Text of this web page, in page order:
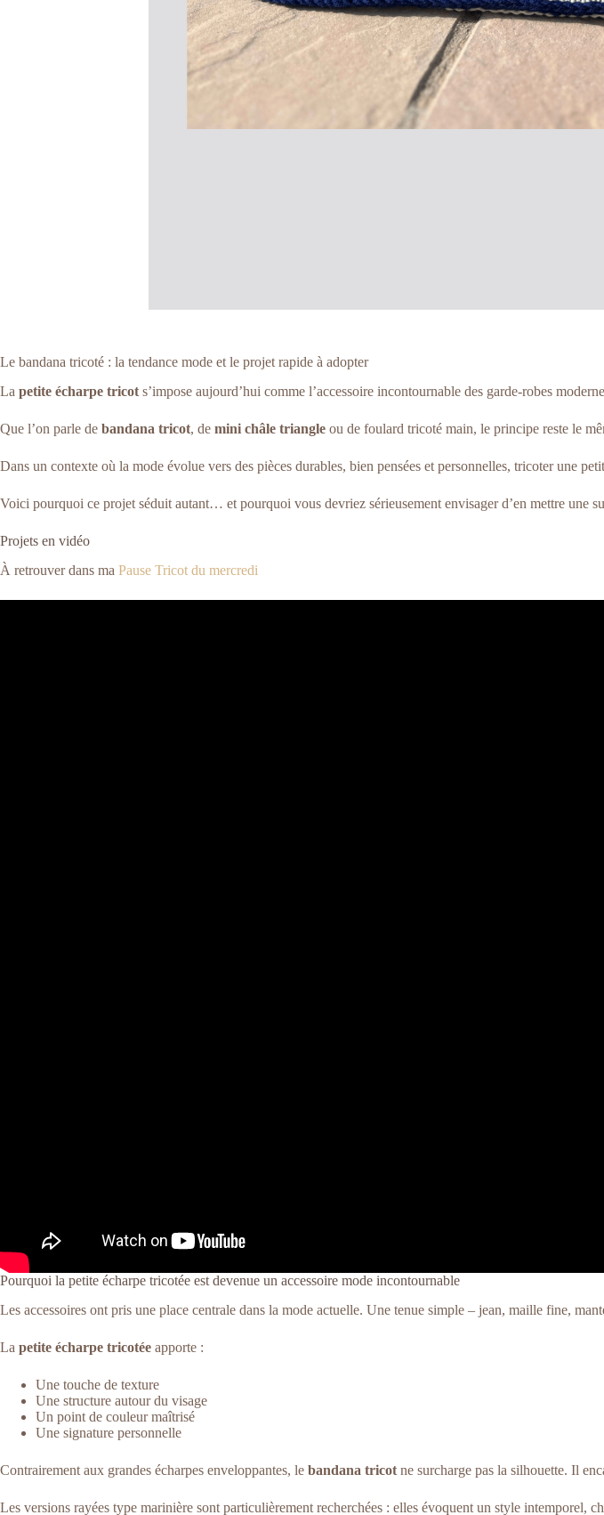
Le bandana tricoté : la tendance mode et le projet rapide à adopter
La petite écharpe tricot s’impose aujourd’hui comme l’accessoire incontournable des garde-robes
Que l’on parle de bandana tricot, de mini châle triangle ou de foulard tricoté main, le principe reste le
Dans un contexte où la mode évolue vers des pièces durables, bien pensées et personnelles, tricoter une
Voici pourquoi ce projet séduit autant… et pourquoi vous devriez sérieusement envisager d’en mettre une
Projets en vidéo
À retrouver dans ma Pause Tricot du mercredi
Pourquoi la petite écharpe tricotée est devenue un accessoire mode incontournable
Les accessoires ont pris une place centrale dans la mode actuelle. Une tenue simple – jean, maille fine,
La petite écharpe tricotée apporte :
Une touche de texture
Une structure autour du visage
Un point de couleur maîtrisé
Une signature personnelle
Contrairement aux grandes écharpes enveloppantes, le bandana tricot ne surcharge pas la silhouette. Il
Les versions rayées type marinière sont particulièrement recherchées : elles évoquent un style intemporel,